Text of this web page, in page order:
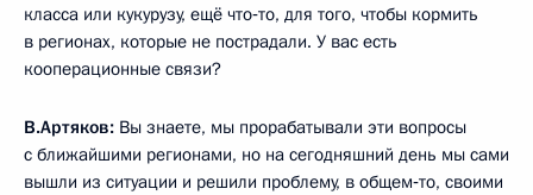
класса или кукурузу, ещё что‑то, для того, чтобы кормить
в регионах, которые не пострадали. У вас есть
кооперационные связи?
В.Артяков: Вы знаете, мы прорабатывали эти вопросы
с ближайшими регионами, но на сегодняшний день мы сами
вышли из ситуации и решили проблему, в общем‑то, своими